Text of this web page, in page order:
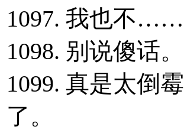
1097. 我也不……
1098. 别说傻话。
1099. 真是太倒霉
了。